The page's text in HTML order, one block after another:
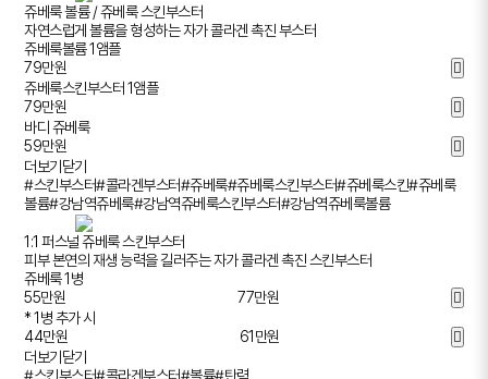
쥬베룩 볼륨 / 쥬베룩 스킨부스터
자연스럽게 볼륨을 형성하는 자가 콜라겐 촉진 부스터
쥬베룩볼륨 1앰플
79만원
쥬베룩스킨부스터 1앰플
79만원
바디 쥬베룩
59만원
더보기닫기
#스킨부스터#콜라겐부스터#쥬베룩#쥬베룩스킨부스터#쥬베룩스킨#쥬베룩
볼륨#강남역쥬베룩#강남역쥬베룩스킨부스터#강남역쥬베룩볼륨
1:1 퍼스널 쥬베룩 스킨부스터
피부 본연의 재생 능력을 길러주는 자가 콜라겐 촉진 스킨부스터
쥬베룩 1병
55만원
77만원
* 1병 추가 시
44만원
61만원
더보기닫기
#스킨부스터#콜라겐부스터#볼륨#탄력